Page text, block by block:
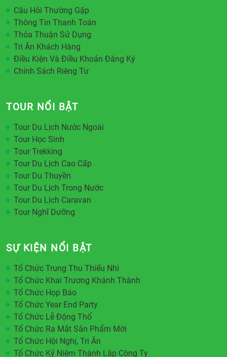
Câu Hỏi Thường Gặp
Thông Tin Thanh Toán
Thỏa Thuận Sử Dụng
Tri Ân Khách Hàng
Điều Kiện Và Điều Khoản Đăng Ký
Chính Sách Riêng Tư
TOUR NỔI BẬT
Tour Du Lịch Nước Ngoài
Tour Học Sinh
Tour Trekking
Tour Du Lịch Cao Cấp
Tour Du Thuyền
Tour Du Lịch Trong Nước
Tour Du Lịch Caravan
Tour Nghĩ Dưỡng
SỰ KIỆN NỔI BẬT
Tổ Chức Trung Thu Thiếu Nhi
Tổ Chức Khai Trương Khánh Thành
Tổ Chức Họp Báo
Tổ Chức Year End Party
Tổ Chức Lễ Động Thổ
Tổ Chức Ra Mắt Sản Phẩm Mới
Tổ Chức Hội Nghị, Tri Ân
Tổ Chức Kỷ Niệm Thành Lập Công Ty